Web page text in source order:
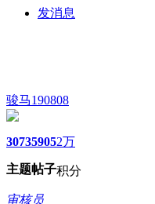
发消息
骏马190808
3073
主题
5905
帖子
2万
积分
审核员